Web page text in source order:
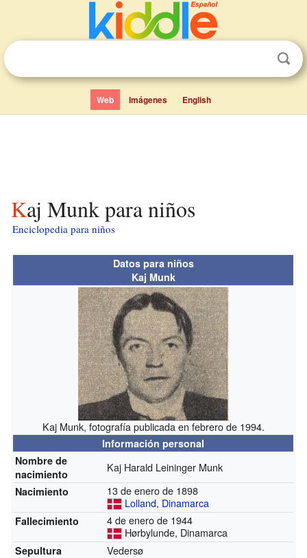
Web Imágenes English
Kaj Munk para niños
Enciclopedia para niños
Datos para niños
Kaj Munk
Kaj Munk, fotografía publicada en febrero de 1994.
Información personal
Nombre de
nacimiento
Kaj Harald Leininger Munk
Nacimiento
13 de enero de 1898
Lolland, Dinamarca
Fallecimiento
4 de enero de 1944
Hørbylunde, Dinamarca
Sepultura Vedersø